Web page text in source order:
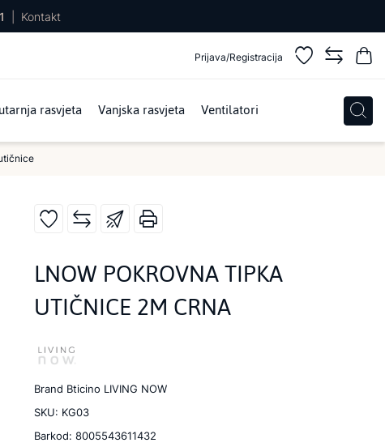
Kontakt
Prijava/Registracija
rasvjeta Vanjska rasvjeta Ventilatori
LNOW POKROVNA TIPKA
UTIČNICE 2M CRNA
Brand Bticino LIVING NOW
SKU: KG03
Barkod: 8005543611432